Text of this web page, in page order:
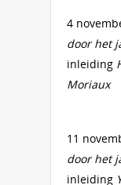
4
door het
inleiding
Moriaux
11
door het
inleiding